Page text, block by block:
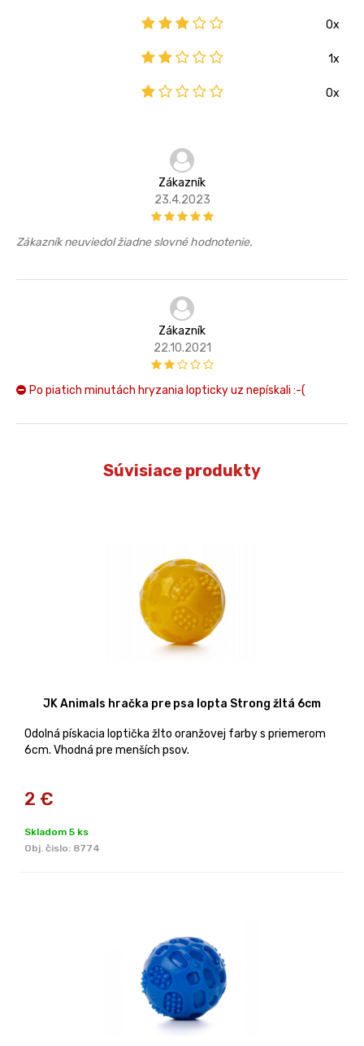
0x
1x
0x
Zákazník
23.4.2023
Zákazník neuviedol žiadne slovné hodnotenie.
Zákazník
22.10.2021
Po piatich minutách hryzania lopticky uz nepískali :-(
Súvisiace produkty
JK Animals hračka pre psa lopta Strong žltá 6cm
Odolná pískacia loptička žlto oranžovej farby s priemerom
6cm. Vhodná pre menších psov.
2 €
Skladom 5 ks
Obj. čislo: 8774